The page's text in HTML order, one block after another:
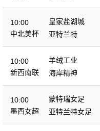
10:00
中北美杯
皇家盐湖城
亚特兰特
10:00
新西南联
羊绒工业
海岸精神
10:00
墨西女超
蒙特瑞女足
亚特兰特女足